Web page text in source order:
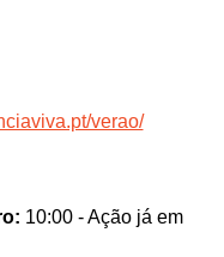
verao/
10:00 - Ação já em